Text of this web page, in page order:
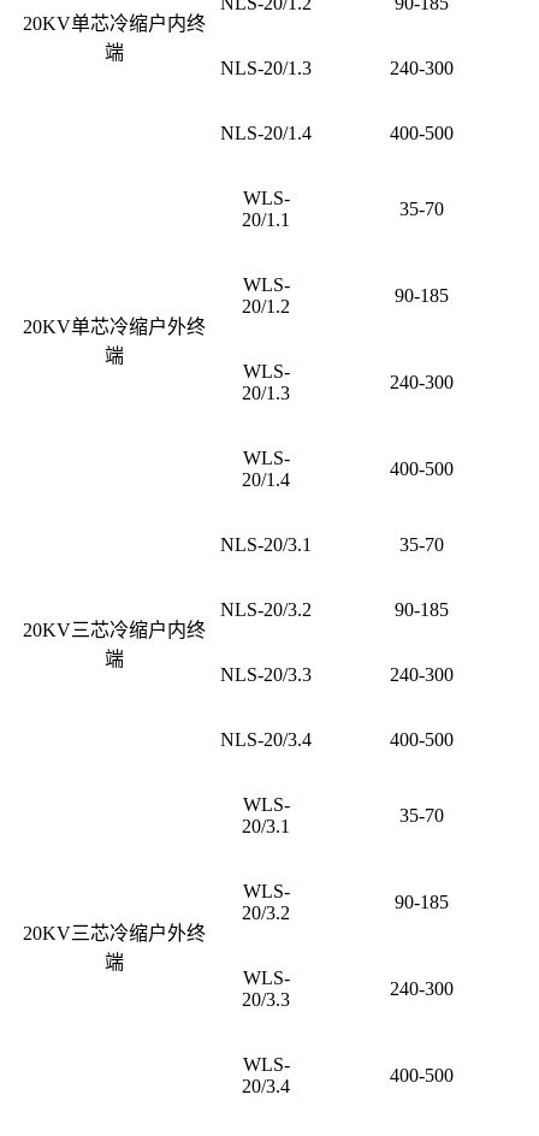
20KV单芯冷缩户内终
端
NLS-20/1.3 240-300
NLS-20/1.4 400-500
20KV单芯冷缩户外终
端
WLS-
20/1.1
35-70
WLS-
20/1.2
90-185
WLS-
20/1.3
240-300
WLS-
20/1.4
400-500
20KV三芯冷缩户内终
端
NLS-20/3.1 35-70
NLS-20/3.2 90-185
NLS-20/3.3 240-300
NLS-20/3.4 400-500
20KV三芯冷缩户外终
端
WLS-
20/3.1
35-70
WLS-
20/3.2
90-185
WLS-
20/3.3
240-300
WLS-
20/3.4
400-500